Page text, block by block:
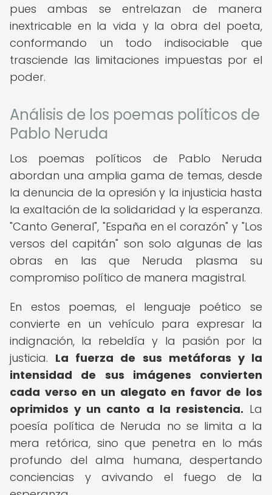
pues ambas se entrelazan de manera
inextricable en la vida y la obra del poeta,
conformando un todo indisociable que
trasciende las limitaciones impuestas por el
poder.
Análisis de los poemas políticos de
Pablo Neruda
Los poemas políticos de Pablo Neruda
abordan una amplia gama de temas, desde
la denuncia de la opresión y la injusticia hasta
la exaltación de la solidaridad y la esperanza.
"Canto General", "España en el corazón" y "Los
versos del capitán" son solo algunas de las
obras en las que Neruda plasma su
compromiso político de manera magistral.
En estos poemas, el lenguaje poético se
convierte en un vehículo para expresar la
indignación, la rebeldía y la pasión por la
justicia. La fuerza de sus metáforas y la
intensidad de sus imágenes convierten
cada verso en un alegato en favor de los
oprimidos y un canto a la resistencia. La
poesía política de Neruda no se limita a la
mera retórica, sino que penetra en lo más
profundo del alma humana, despertando
conciencias y avivando el fuego de la